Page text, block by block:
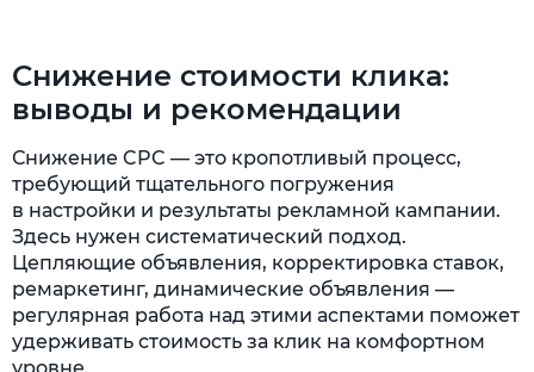
Снижение стоимости клика:
выводы и рекомендации
Снижение CPC — это кропотливый процесс,
требующий тщательного погружения
в настройки и результаты рекламной кампании.
Здесь нужен систематический подход.
Цепляющие объявления, корректировка ставок,
ремаркетинг, динамические объявления —
регулярная работа над этими аспектами поможет
удерживать стоимость за клик на комфортном
уровне.